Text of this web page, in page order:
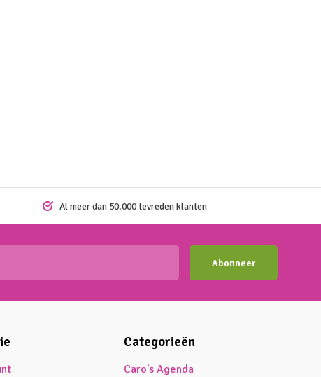
Al meer dan 50.000 tevreden klanten
Abonneer
Categorieën
Caro's Agenda